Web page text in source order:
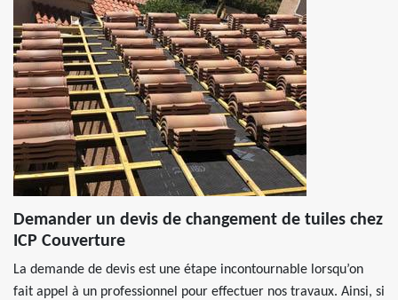
Demander un devis de changement de tuiles chez
ICP Couverture
La demande de devis est une étape incontournable lorsqu’on
fait appel à un professionnel pour effectuer nos travaux. Ainsi, si